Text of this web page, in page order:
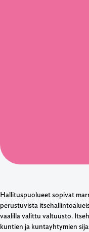
Hallituspuolueet sopivat
perustuvista
vaalilla valittu valtuusto.
kuntien ja kuntayhtymien